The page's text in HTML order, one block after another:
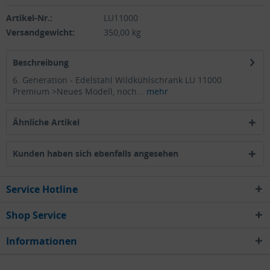
Artikel-Nr.:
LU11000
Versandgewicht:
350,00 kg
Beschreibung
6. Generation - Edelstahl Wildkühlschrank LU 11000
Premium >Neues Modell, noch... mehr
Ähnliche Artikel
Kunden haben sich ebenfalls angesehen
Service Hotline
Shop Service
Informationen